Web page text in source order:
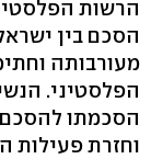
הרשות
הסכם בין
מעורבותה
הפלסטיני.
הסכמתו להסכם
וחזרת פעילות